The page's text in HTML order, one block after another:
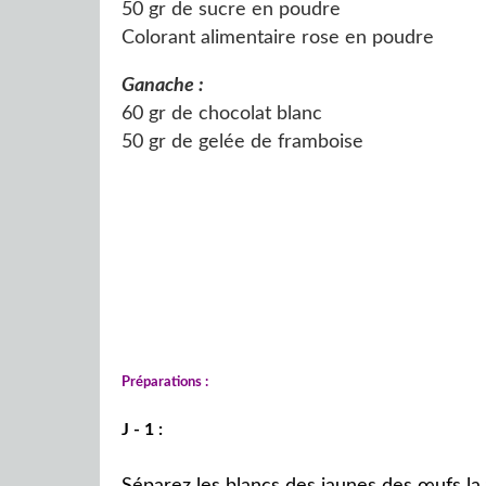
50 gr de sucre en poudre
Colorant alimentaire rose en poudre
Ganache :
60 gr de chocolat blanc
50 gr de gelée de framboise
Préparations :
J - 1 :